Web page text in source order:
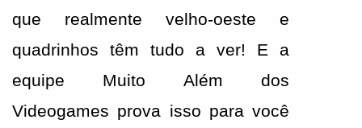
que realmente velho-oeste e
quadrinhos têm tudo a ver! E a
equipe Muito Além dos
Videogames prova isso para você